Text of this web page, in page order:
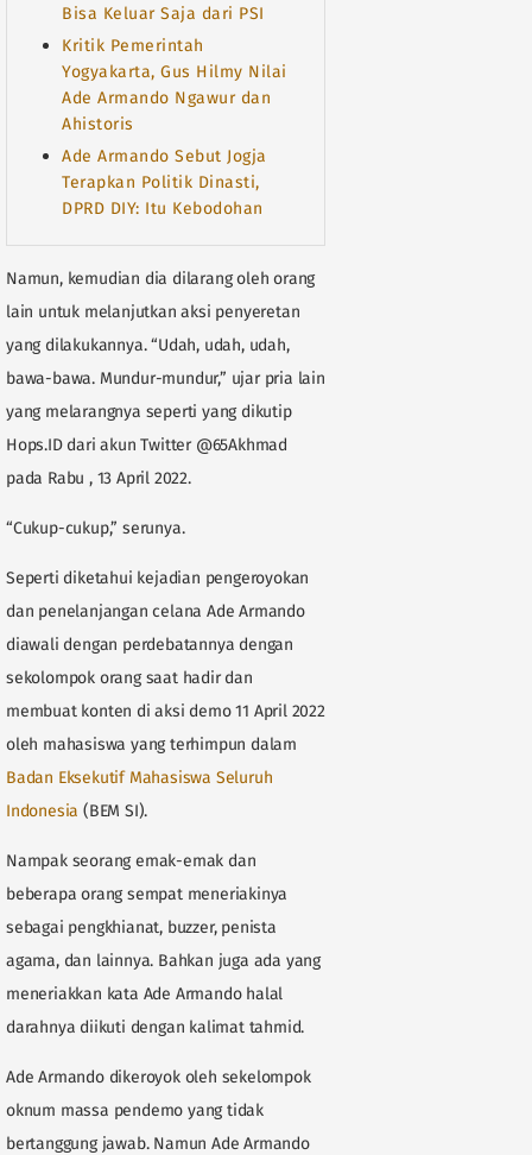
Bisa Keluar Saja dari PSI
Kritik Pemerintah
Yogyakarta, Gus Hilmy Nilai
Ade Armando Ngawur dan
Ahistoris
Ade Armando Sebut Jogja
Terapkan Politik Dinasti,
DPRD DIY: Itu Kebodohan
Namun, kemudian dia dilarang oleh orang
lain untuk melanjutkan aksi penyeretan
yang dilakukannya. “Udah, udah, udah,
bawa-bawa. Mundur-mundur,” ujar pria lain
yang melarangnya seperti yang dikutip
Hops.ID dari akun Twitter @65Akhmad
pada Rabu , 13 April 2022.
“Cukup-cukup,” serunya.
Seperti diketahui kejadian pengeroyokan
dan penelanjangan celana Ade Armando
diawali dengan perdebatannya dengan
sekolompok orang saat hadir dan
membuat konten di aksi demo 11 April 2022
oleh mahasiswa yang terhimpun dalam
Badan Eksekutif Mahasiswa Seluruh
Indonesia (BEM SI).
Nampak seorang emak-emak dan
beberapa orang sempat meneriakinya
sebagai pengkhianat, buzzer, penista
agama, dan lainnya. Bahkan juga ada yang
meneriakkan kata Ade Armando halal
darahnya diikuti dengan kalimat tahmid.
Ade Armando dikeroyok oleh sekelompok
oknum massa pendemo yang tidak
bertanggung jawab. Namun Ade Armando